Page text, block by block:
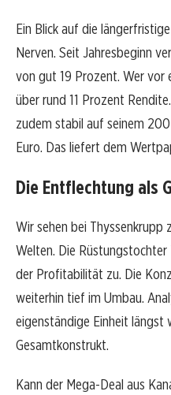
Ein Blick auf die
Nerven. Seit Jahresbeginn
von gut 19 Prozent. Wer vor
über rund 11 Prozent
zudem stabil auf seinem
Euro. Das liefert dem
Die Entflechtung als
Wir sehen bei
Welten. Die
der Profitabilität zu. Die
weiterhin tief im Umbau.
eigenständige Einheit längst
Gesamtkonstrukt.
Kann der Mega-Deal aus